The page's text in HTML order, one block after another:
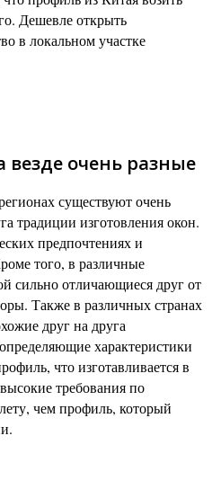
Дешевле открыть
в локальном участке
везде очень разные
существуют очень
традиции изготовления окон.
предпочтениях и
того, в различные
сильно отличающиеся друг от
Также в различных странах
друг на друга
характеристики
что изготавливается в
требования по
чем профиль, который